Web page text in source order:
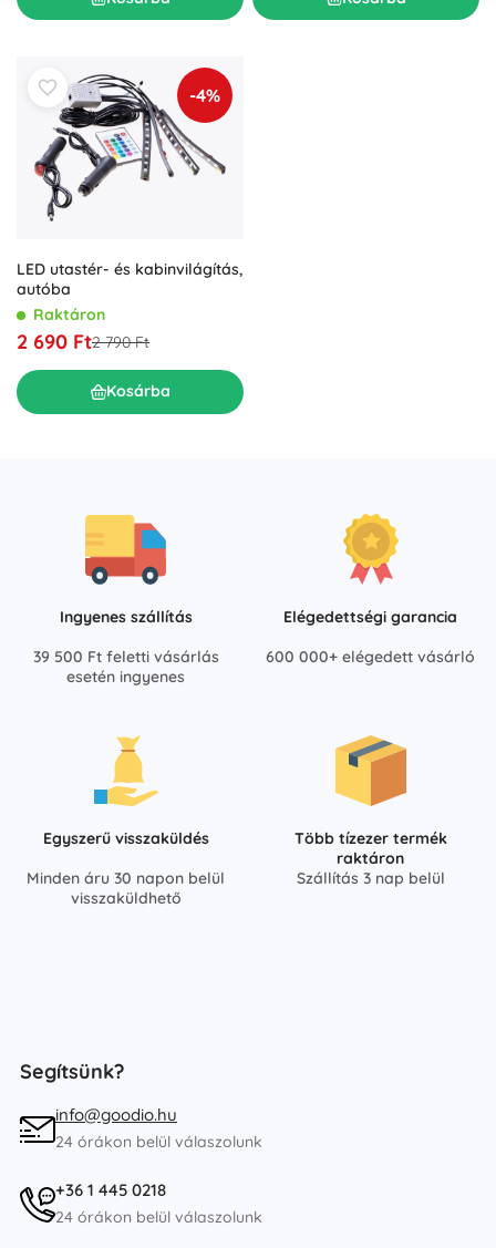
-4%
LED utastér- és kabinvilágítás,
autóba
Raktáron
2 690 Ft2 790 Ft
Kosárba
Ingyenes szállítás
39 500 Ft feletti vásárlás
esetén ingyenes
Elégedettségi garancia
600 000+ elégedett vásárló
Egyszerű visszaküldés
Minden áru 30 napon belül
visszaküldhető
Több tízezer termék
raktáron
Szállítás 3 nap belül
Segítsünk?
info@goodio.hu
24 órákon belül válaszolunk
+36 1 445 0218
24 órákon belül válaszolunk